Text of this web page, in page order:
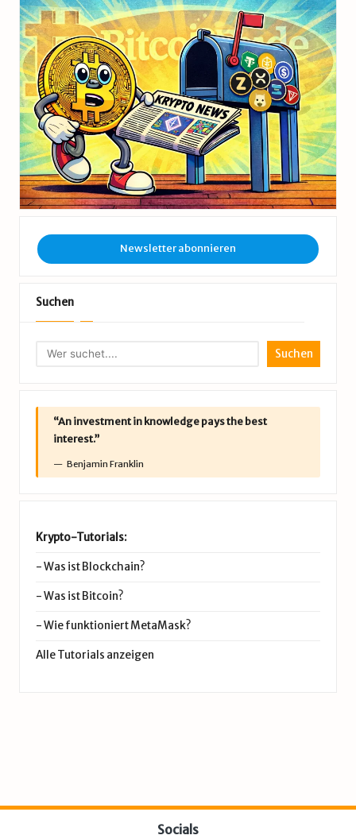
Newsletter abonnieren
Suchen
Suchen
“An investment in knowledge pays the best
interest.”
Benjamin Franklin
Krypto-Tutorials:
-Was ist Blockchain?
-Was ist Bitcoin?
-Wie funktioniert MetaMask?
Alle Tutorials anzeigen
Socials